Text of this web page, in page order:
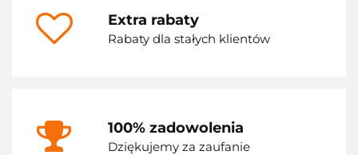
Extra rabaty
Rabaty dla stałych klientów
100% zadowolenia
Dziękujemy za zaufanie